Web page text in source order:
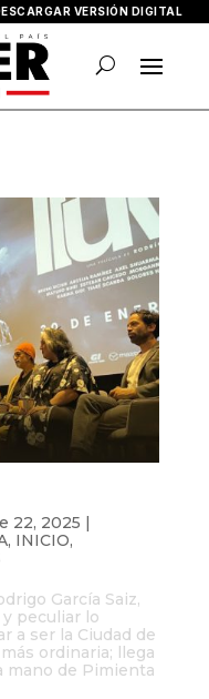
VERSIÓN DIGITAL
22, 2025 |
, INICIO,
García Saiz,
peculiar lo
a ser la Ciudad de
ordinaria; llega
mano de Pimienta